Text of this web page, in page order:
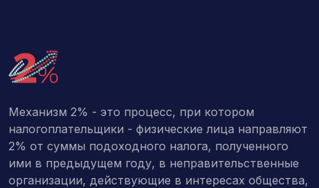
Механизм 2% - это процесс, при котором
налогоплательщики - физические лица направляют
2% от суммы подоходного налога, полученного
ими в предыдущем году, в неправительственные
организации, действующие в интересах общества,